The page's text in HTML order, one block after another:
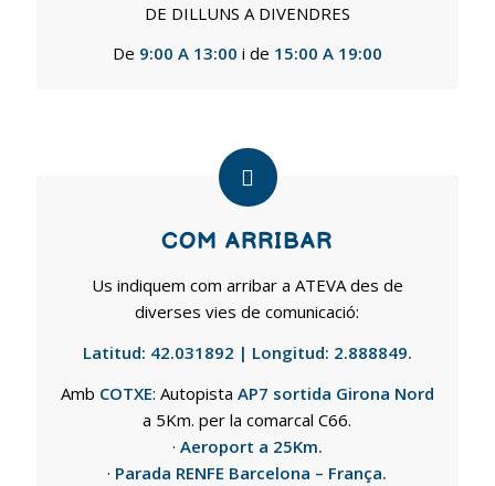
DE DILLUNS A DIVENDRES
De 9:00 A 13:00 i de 15:00 A 19:00
COM ARRIBAR
Us indiquem com arribar a ATEVA des de
diverses vies de comunicació:
Latitud: 42.031892 | Longitud: 2.888849.
Amb COTXE: Autopista AP7 sortida Girona Nord
a 5Km. per la comarcal C66.
· Aeroport a 25Km.
· Parada RENFE Barcelona – França.